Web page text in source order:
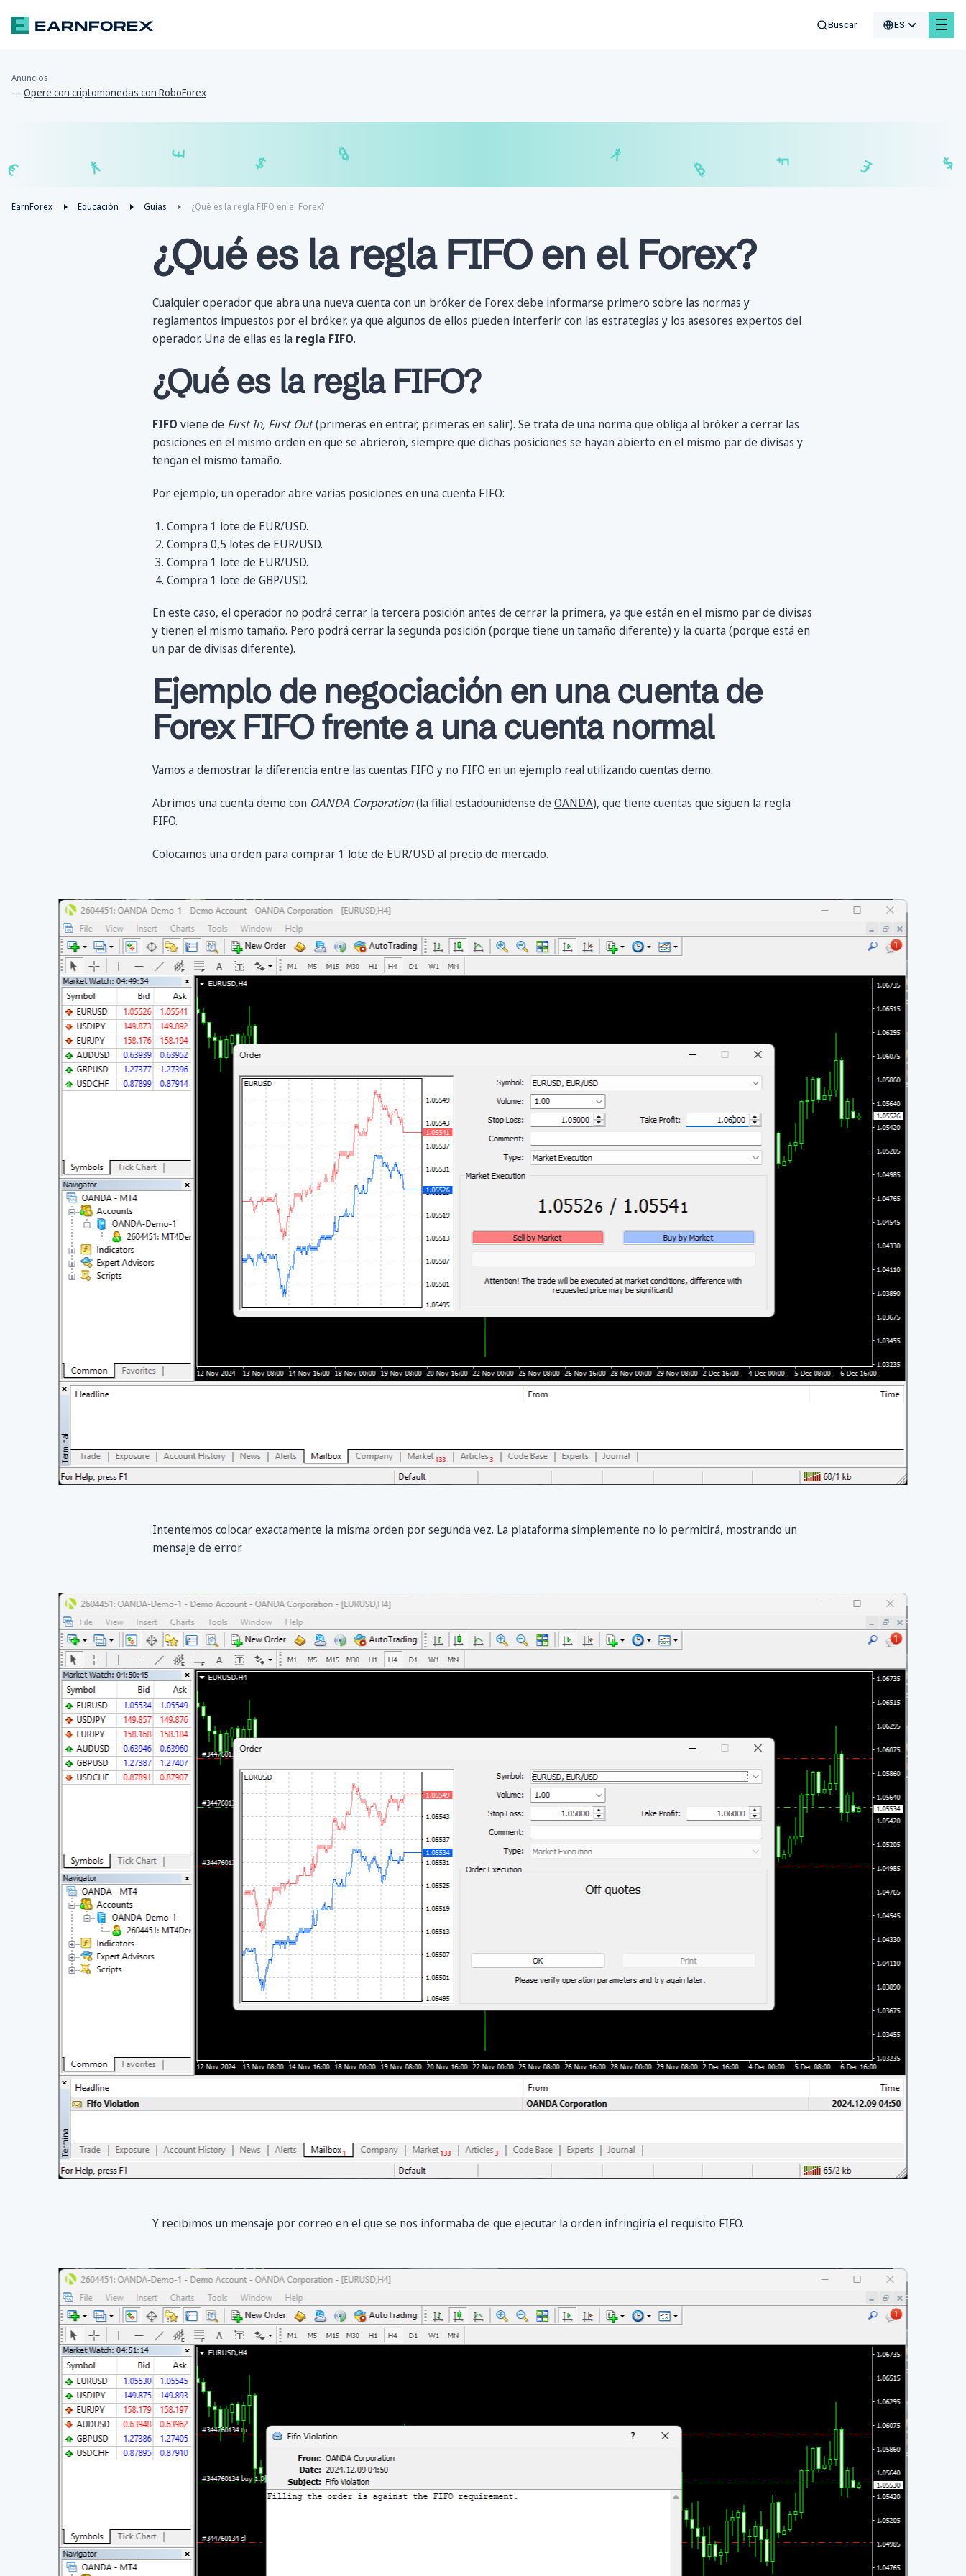
Buscar ES
Anuncios
— Opere con criptomonedas con RoboForex
$
£
€
₣ £
EarnForex Educación Guías ¿Qué es la regla FIFO en el Forex?
¿Qué es la regla FIFO en el Forex?
Cualquier operador que abra una nueva cuenta con un brókerde Forex debe informarse primero sobre las normas y
reglamentos impuestos por el bróker, ya que algunos de ellos pueden interferir con las estrategias y los asesores expertos del
operador. Una de ellas es la regla FIFO.
¿Qué es la regla FIFO?
FIFO viene de First In, First Out(primeras en entrar, primeras en salir). Se trata de una norma que obliga al bróker a cerrar las
posiciones en el mismo orden en que se abrieron, siempre que dichas posiciones se hayan abierto en el mismo par de divisas y
tengan el mismo tamaño.
Por ejemplo, un operador abre varias posiciones en una cuenta FIFO:
Compra 1 lote de EUR/USD.
Compra 0,5 lotes de EUR/USD.
Compra 1 lote de EUR/USD.
Compra 1 lote de GBP/USD.
En este caso, el operador no podrá cerrar la tercera posición antes de cerrar la primera, ya que están en el mismo par de divisas
y tienen el mismo tamaño. Pero podrá cerrar la segunda posición (porque tiene un tamaño diferente) y la cuarta (porque está en
un par de divisas diferente).
Ejemplo de negociación en una cuenta de
Forex FIFO frente a una cuenta normal
Vamos a demostrar la diferencia entre las cuentas FIFO y no FIFO en un ejemplo real utilizando cuentas demo.
Abrimos una cuenta demo con OANDA Corporation(la filial estadounidense deOANDA), que tiene cuentas que siguen la regla
FIFO.
Colocamos una orden para comprar 1 lote de EUR/USD al precio de mercado.
Intentemos colocar exactamente la misma orden por segunda vez. La plataforma simplemente no lo permitirá, mostrando un
mensaje de error.
Y recibimos un mensaje por correo en el que se nos informaba de que ejecutar la orden infringiría el requisito FIFO.